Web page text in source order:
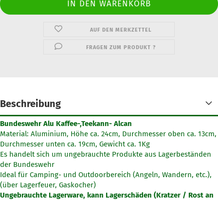
AUF DEN MERKZETTEL
FRAGEN ZUM PRODUKT ?
Beschreibung
Bundeswehr Alu Kaffee-,Teekann- Alcan
Material: Aluminium, Höhe ca. 24cm, Durchmesser oben ca. 13cm,
Durchmesser unten ca. 19cm, Gewicht ca. 1Kg
Es handelt sich um ungebrauchte Produkte aus Lagerbeständen
der Bundeswehr
Ideal für Camping- und Outdoorbereich (Angeln, Wandern, etc.),
(über Lagerfeuer, Gaskocher)
Ungebrauchte Lagerware, kann Lagerschäden (Kratzer / Rost an